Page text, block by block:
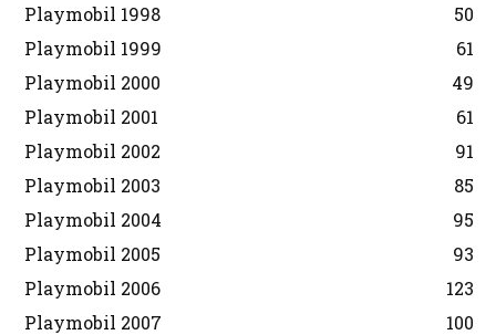
Playmobil 1998
50
Playmobil 1999
61
Playmobil 2000
49
Playmobil 2001
61
Playmobil 2002
91
Playmobil 2003
85
Playmobil 2004
95
Playmobil 2005
93
Playmobil 2006
123
Playmobil 2007
100